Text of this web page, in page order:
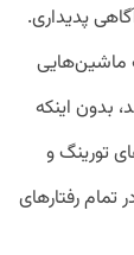
پدیداری.
بدون اینکه
تورینگ و
رفتارهای